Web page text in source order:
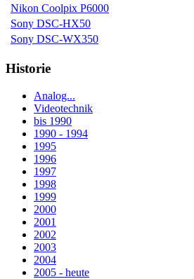
Nikon Coolpix P6000
Sony DSC-HX50
Sony DSC-WX350
Historie
Analog...
Videotechnik
bis 1990
1990 - 1994
1995
1996
1997
1998
1999
2000
2001
2002
2003
2004
2005 - heute